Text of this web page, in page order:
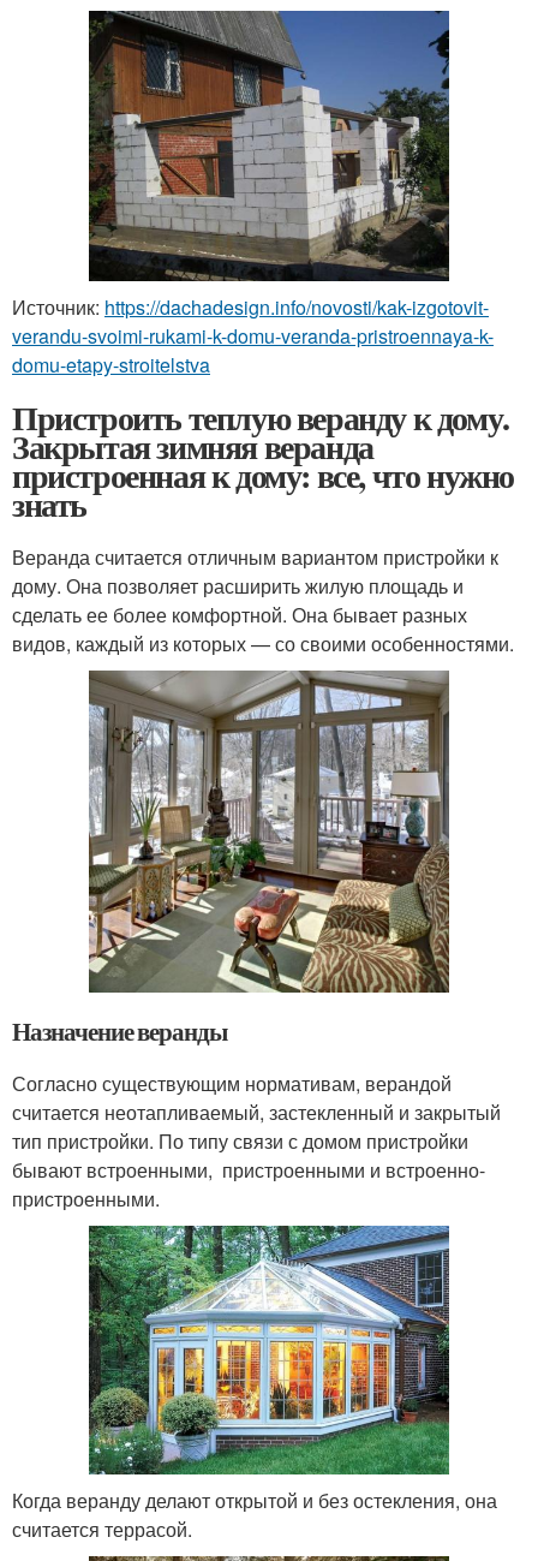
Источник: https://dachadesign.info/novosti/kak-izgotovit-
verandu-svoimi-rukami-k-domu-veranda-pristroennaya-k-
domu-etapy-stroitelstva
Пристроить теплую веранду к дому.
Закрытая зимняя веранда
пристроенная к дому: все, что нужно
знать
Веранда считается отличным вариантом пристройки к
дому. Она позволяет расширить жилую площадь и
сделать ее более комфортной. Она бывает разных
видов, каждый из которых — со своими особенностями.
Назначение веранды
Согласно существующим нормативам, верандой
считается неотапливаемый, застекленный и закрытый
тип пристройки. По типу связи с домом пристройки
бывают встроенными, пристроенными и встроенно-
пристроенными.
Когда веранду делают открытой и без остекления, она
считается террасой.